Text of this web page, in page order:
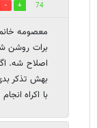
74
معصومه
برات روشن
اصلاح شه.
بهش تذکر
با اکراه